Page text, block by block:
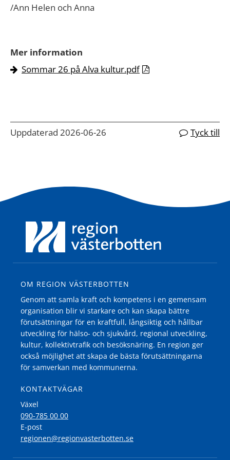
/Ann Helen och Anna
Mer information
Sommar 26 på Alva kultur.pdf
Uppdaterad 2026-06-26 Tyck till
OM REGION VÄSTERBOTTEN
Genom att samla kraft och kompetens i en gemensam
organisation blir vi starkare och kan skapa bättre
förutsättningar för en kraftfull, långsiktig och hållbar
utveckling för hälso- och sjukvård, regional utveckling,
kultur, kollektivtrafik och besöksnäring. En region ger
också möjlighet att skapa de bästa förutsättningarna
för samverkan med kommunerna.
KONTAKTVÄGAR
Växel
090-785 00 00
E-post
regionen@regionvasterbotten.se